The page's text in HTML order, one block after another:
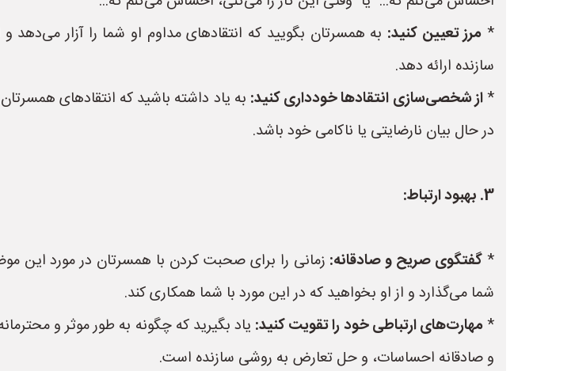
* مرز تعیین کنید: به همسرتان بگویید که انتقادهای مداوم او شما را آزار می‌دهد
سازنده ارائه دهد.
*از شخصی‌سازی انتقادها خودداری کنید: به یاد داشته باشید که انتقادهای
در حال بیان نارضایتی یا ناکامی خود باشد.
3. بهبود ارتباط:
* گفتگوی صریح و صادقانه: زمانی را برای صحبت کردن با همسرتان در مورد این
شما می‌گذارد و از او بخواهید که در این مورد با شما همکاری کند.
*مهارت‌های ارتباطی خود را تقویت کنید: یاد بگیرید که چگونه به طور موثر و
و صادقانه احساسات، و حل تعارض به روشی سازنده است.